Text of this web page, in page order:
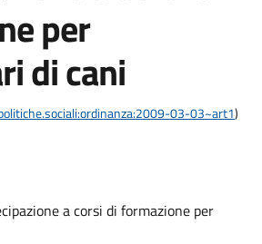
per
di cani
03-03~art1)
a corsi di formazione per